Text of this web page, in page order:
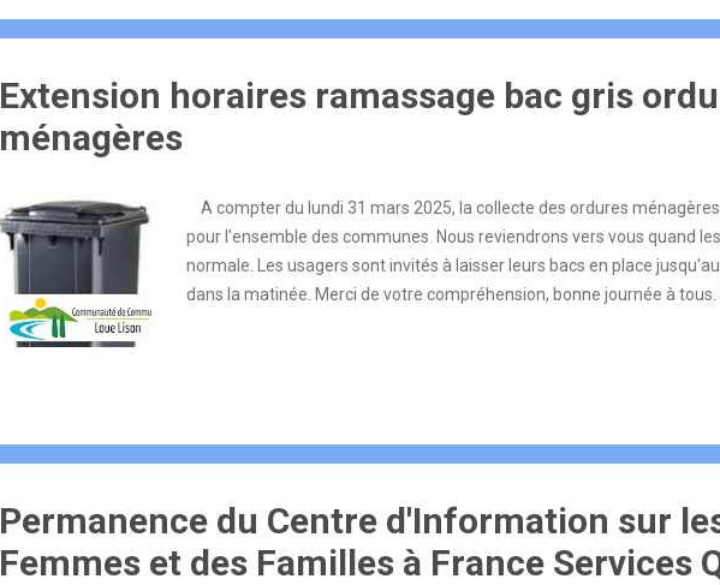
Quingey Tél. : +33 3 70 88 50 10 https://cclouelison.fr/fr/rb/417588/
Extension horaires ramassage bac gris
ménagères
A compter du lundi 31 mars 2025, la collecte des ordures
pour l'ensemble des communes. Nous reviendrons vers vous quand
normale. Les usagers sont invités à laisser leurs bacs en place
dans la matinée. Merci de votre compréhension, bonne journée à
Permanence du Centre d'Information sur
Femmes et des Familles à France Services